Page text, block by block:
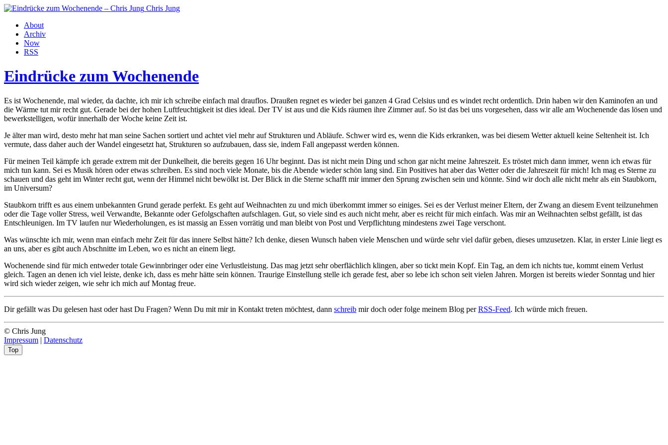
Chris Jung
About
Archiv
Now
RSS
Eindrücke zum Wochenende
Es ist Wochenende, mal wieder, da dachte, ich mir ich schreibe einfach mal drauflos. Draußen regnet es wieder bei ganzen 4 Grad Celsius und es windet recht ordentlich. Drin haben wir den Kaminofen an und
die Wärme tut mir recht gut. Gerade bei der hohen Luftfeuchtigkeit ist dies ideal. Der TV ist aus und die Kids räumen ihre Zimmer auf. So ist das bei uns vorgesehen, dass wir alle am Wochenende das lösen und
bewerkstelligen, wofür innerhalb der Woche keine Zeit ist.
Je älter man wird, desto mehr hat man seine Sachen sortiert und achtet viel mehr auf Strukturen und Abläufe. Schwer wird es, wenn die Kids erkranken, was bei diesem Wetter aktuell keine Seltenheit ist. Ich
vermute, dass daher auch der Wandel eingesetzt hat, Strukturen so aufzubauen, dass sie, indem Fall angepasst werden können.
Für meinen Teil kämpfe ich gerade extrem mit der Dunkelheit, die bereits gegen 16 Uhr beginnt. Das ist nicht mein Ding und schon gar nicht meine Jahreszeit. Es tröstet mich dann immer, wenn ich etwas für
mich tun kann. Sei es Musik hören oder etwas schreiben. Es sind noch viele Monate, bis die Abende wieder schön lang sind. Ein Positives hat aber das Wetter oder die Jahreszeit für mich! Ich mag es Sterne zu
schauen und das geht im Winter recht gut, wenn der Himmel nicht bewölkt ist. Der Blick in die Sterne schafft mir immer den Sprung zwischen sein und könnte. Sind wir doch alle nicht mehr als ein Staubkorn,
im Universum?
Staubkorn trifft es aus einem unbekannten Grund gerade perfekt. Es geht auf Weihnachten zu und mich überkommt immer so einiges. Sei es der Verlust meiner Eltern, der Zwang an diesem Event teilzunehmen
oder die Tage voller Stress, weil Verwandte, Bekannte oder Gefolgschaften aufschlagen. Gut, so viele sind es auch nicht mehr, aber es reicht für mich einfach. Was mir an Weihnachten selbst gefällt, ist das
Entschleunigen. Im TV laufen nur Wiederholungen, es ist massig an Essen vorrätig und man bleibt von Post und Verpflichtung mindestens zwei Tage verschont.
Was wünschte ich mir, wenn man einfach mehr Zeit für das innere Selbst hätte? Ich denke, diesen Wunsch haben viele Menschen und würde sehr viel dafür geben, dieses umzusetzen. Klar, in erster Linie liegt es
an uns, aber es gibt auch Abschnitte im Leben, wo es nicht an einem liegt.
Wochenende sind für mich entweder totale Gewinnbringer oder eine Verlustleistung. Das mag jetzt sehr oberflächlich klingen, aber so tickt mein Kopf. Ein Tag, an dem ich nichts tue, kommt einem Verlust
gleich. Tagen an denen ich viel leiste, denke ich, dass es mehr hätte sein können. Traurige Einstellung stelle ich gerade fest, aber so lebe ich schon seit vielen Jahren. Morgen ist bereits wieder Sonntag und hier
wird sich wieder zeigen, wie sehr ich mich auf Montag freue.
Dir gefällt was Du gelesen hast oder hast Du Fragen? Wenn Du mit mir in Kontakt treten möchtest, dann schreib mir doch oder folge meinem Blog perRSS-Feed. Ich würde mich freuen.
© Chris Jung
Impressum | Datenschutz
Top